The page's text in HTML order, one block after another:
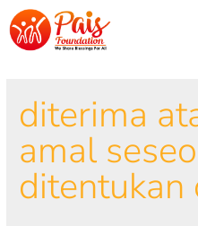
diterima
amal
ditentukan